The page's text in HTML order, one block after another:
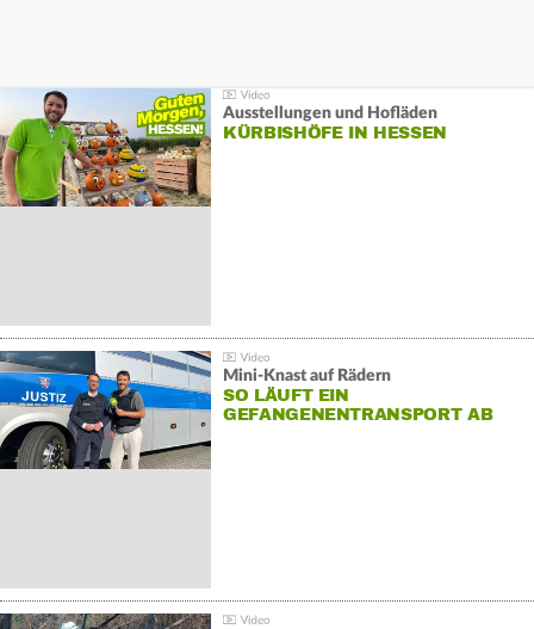
Ausstellungen und Hofläden
KÜRBISHÖFE IN HESSEN
Mini-Knast auf Rädern
SO LÄUFT EIN
GEFANGENENTRANSPORT AB